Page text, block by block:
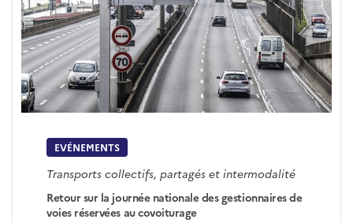
EVÉNEMENTS
Transports collectifs, partagés et intermodalité
Retour sur la journée nationale des gestionnaires de
voies réservées au covoiturage